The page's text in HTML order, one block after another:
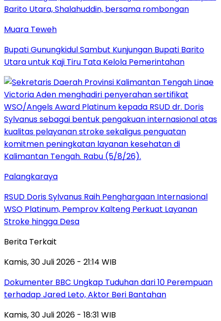
Muara Teweh
Bupati Gunungkidul Sambut Kunjungan Bupati Barito
Utara untuk Kaji Tiru Tata Kelola Pemerintahan
Palangkaraya
RSUD Doris Sylvanus Raih Penghargaan Internasional
WSO Platinum, Pemprov Kalteng Perkuat Layanan
Stroke hingga Desa
Berita Terkait
Kamis, 30 Juli 2026 - 21:14 WIB
Dokumenter BBC Ungkap Tuduhan dari 10 Perempuan
terhadap Jared Leto, Aktor Beri Bantahan
Kamis, 30 Juli 2026 - 18:31 WIB